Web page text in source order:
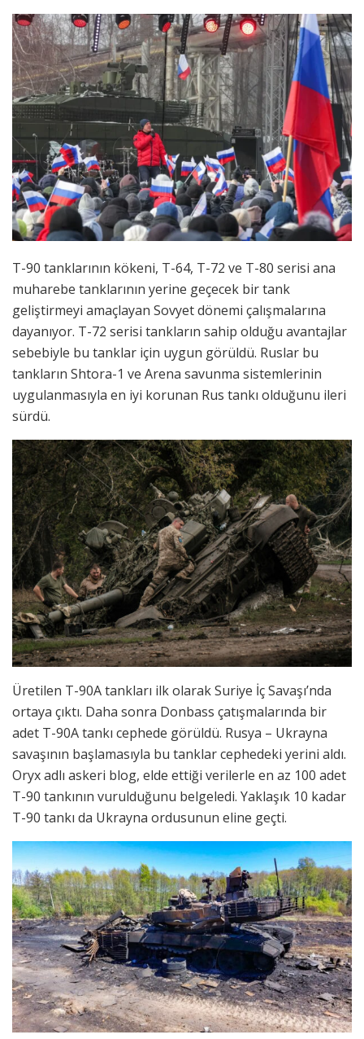
T-90 tanklarının kökeni, T-64, T-72 ve T-80 serisi ana
muharebe tanklarının yerine geçecek bir tank
geliştirmeyi amaçlayan Sovyet dönemi çalışmalarına
dayanıyor. T-72 serisi tankların sahip olduğu avantajlar
sebebiyle bu tanklar için uygun görüldü. Ruslar bu
tankların Shtora-1 ve Arena savunma sistemlerinin
uygulanmasıyla en iyi korunan Rus tankı olduğunu ileri
sürdü.
Üretilen T-90A tankları ilk olarak Suriye İç Savaşı’nda
ortaya çıktı. Daha sonra Donbass çatışmalarında bir
adet T-90A tankı cephede görüldü. Rusya – Ukrayna
savaşının başlamasıyla bu tanklar cephedeki yerini aldı.
Oryx adlı askeri blog, elde ettiği verilerle en az 100 adet
T-90 tankının vurulduğunu belgeledi. Yaklaşık 10 kadar
T-90 tankı da Ukrayna ordusunun eline geçti.